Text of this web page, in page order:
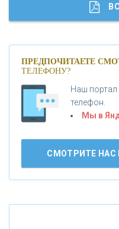
«ГАЗПРОМБАНК»
«МОСКОВСКИЙ
«БАНК
АО «КРЕДИТ
Банки.ру обновил
ПРЕДПОЧИТАЕТЕ
ТЕЛЕФОНУ?
Наш
телефон.
Мы в
СМОТРИТЕ НАС